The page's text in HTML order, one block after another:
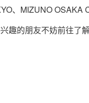
、MIZUNO OSAKA
趣的朋友不妨前往了解